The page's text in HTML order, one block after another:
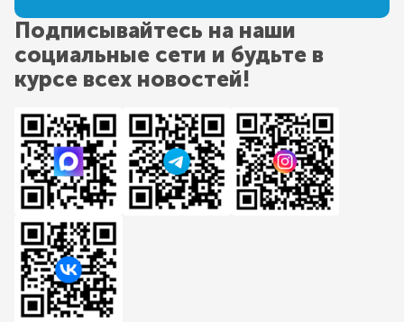
Подписывайтесь на наши
социальные сети и будьте в
курсе всех новостей!